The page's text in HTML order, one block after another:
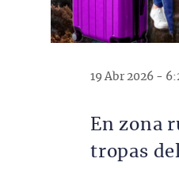
19 Abr 2026 -
En zona
tropas